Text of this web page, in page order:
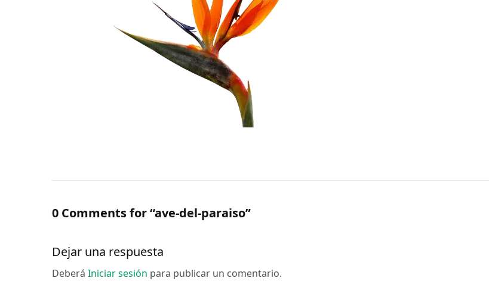
0 Comments for “ave-del-paraiso”
Dejar una respuesta
DeberáIniciar sesión para publicar un comentario.